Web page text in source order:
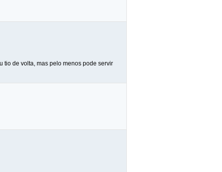
tio de volta, mas pelo menos pode servir